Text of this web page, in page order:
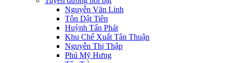
Nguyễn Văn Linh
Tôn Dật Tiên
Huỳnh Tấn Phát
Khu Chế Xuất Tân Thuận
Nguyễn Thị Thập
Phú Mỹ Hưng